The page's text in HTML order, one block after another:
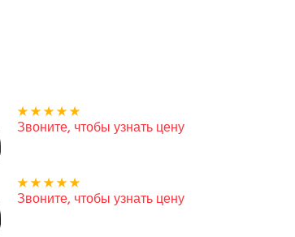
Звоните, чтобы узнать цену
Звоните, чтобы узнать цену